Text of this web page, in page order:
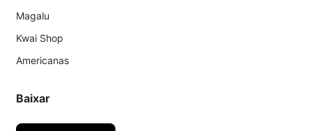
Magalu
Kwai Shop
Americanas
Baixar